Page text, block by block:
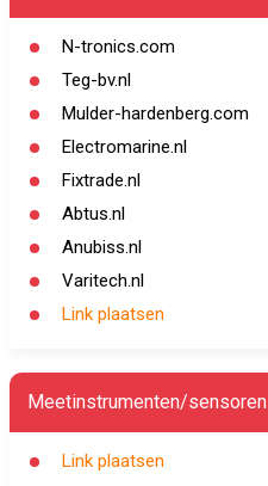
N-tronics.com
Teg-bv.nl
Mulder-hardenberg.com
Electromarine.nl
Fixtrade.nl
Abtus.nl
Anubiss.nl
Varitech.nl
Link plaatsen
Meetinstrumenten/sensoren
Link plaatsen